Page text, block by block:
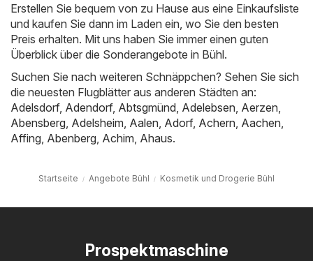
Erstellen Sie bequem von zu Hause aus eine Einkaufsliste
und kaufen Sie dann im Laden ein, wo Sie den besten
Preis erhalten. Mit uns haben Sie immer einen guten
Überblick über die Sonderangebote in Bühl.
Suchen Sie nach weiteren Schnäppchen? Sehen Sie sich
die neuesten Flugblätter aus anderen Städten an:
Adelsdorf, Adendorf, Abtsgmünd Adelebsen Aerzen
Abensberg Adelsheim Aalen Adorf, Achern Aachen
Affing Abenberg Achim Ahaus.
Startseite Angebote Bühl Kosmetik und Drogerie Bühl
Prospektmaschine